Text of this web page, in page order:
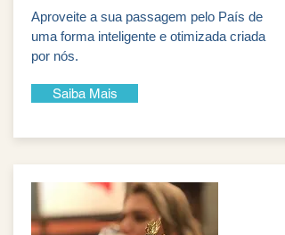
Aproveite a sua passagem pelo País de
uma forma inteligente e otimizada criada
por nós.
Saiba Mais